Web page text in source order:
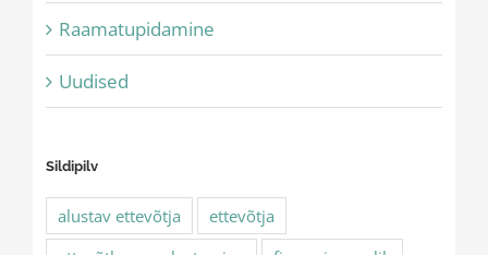
Raamatupidamine
Uudised
Sildipilv
alustav ettevõtja
ettevõtja